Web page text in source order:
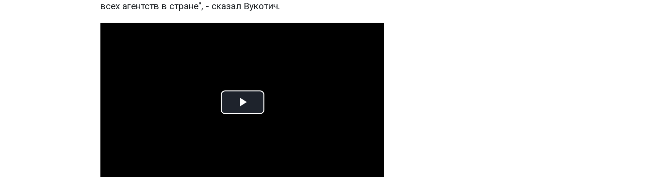
всех агентств в стране", - сказал Вукотич.
Play